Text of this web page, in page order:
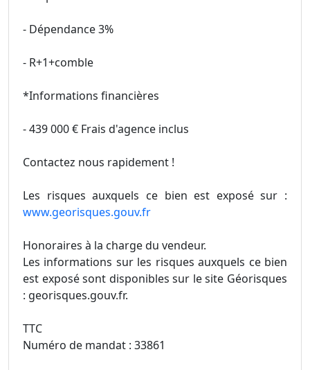
- Dépendance 3%
- R+1+comble
*Informations financières
- 439 000 € Frais d'agence inclus
Contactez nous rapidement !
Les risques auxquels ce bien est exposé sur :
www.georisques.gouv.fr
Honoraires à la charge du vendeur.
Les informations sur les risques auxquels ce bien
est exposé sont disponibles sur le site Géorisques
: georisques.gouv.fr.
TTC
Numéro de mandat : 33861